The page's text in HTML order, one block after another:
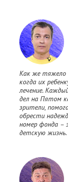
Как же тяжело
когда их
лечение.
дел на Пятом
зрители,
обрести
номер фонда –
детскую жизнь.